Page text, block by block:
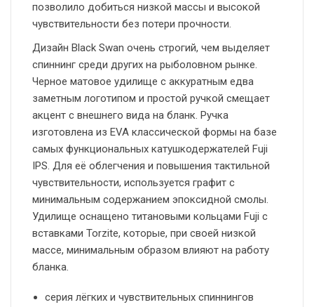
позволило добиться низкой массы и высокой
чувствительности без потери прочности.
Дизайн Black Swan очень строгий, чем выделяет
спиннинг среди других на рыболовном рынке.
Черное матовое удилище с аккуратным едва
заметным логотипом и простой ручкой смещает
акцент с внешнего вида на бланк. Ручка
изготовлена из EVA классической формы на базе
самых функциональных катушкодержателей Fuji
IPS. Для её облегчения и повышения тактильной
чувствительности, используется графит с
минимальным содержанием эпоксидной смолы.
Удилище оснащено титановыми кольцами Fuji с
вставками Torzite, которые, при своей низкой
массе, минимальным образом влияют на работу
бланка.
серия лёгких и чувствительных спиннингов